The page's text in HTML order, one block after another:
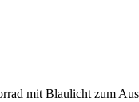
mit Blaulicht zum